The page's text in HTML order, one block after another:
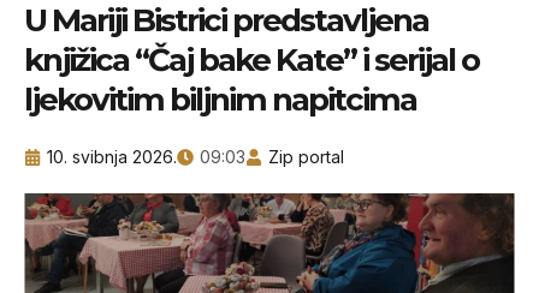
U Mariji Bistrici predstavljena
knjižica “Čaj bake Kate” i serijal o
ljekovitim biljnim napitcima
10. svibnja 2026. 09:03 Zip portal